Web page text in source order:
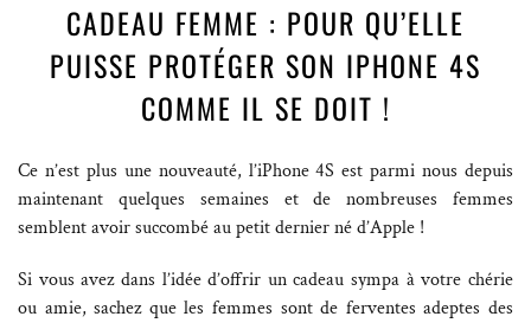
CADEAU FEMME : POUR QU’ELLE
PUISSE PROTÉGER SON IPHONE 4S
COMME IL SE DOIT !
Ce n’est plus une nouveauté, l’iPhone 4S est parmi nous depuis
maintenant quelques semaines et de nombreuses femmes
semblent avoir succombé au petit dernier né d’Apple !
Si vous avez dans l’idée d’offrir un cadeau sympa à votre chérie
ou amie, sachez que les femmes sont de ferventes adeptes des